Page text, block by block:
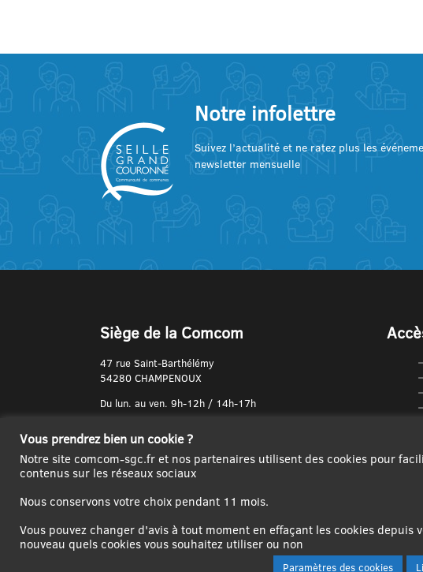
Notre infolettre
Suivez l’actualité et ne ratez plus les
newsletter mensuelle
Siège de la Comcom
47 rue Saint-Barthélémy
54280 CHAMPENOUX
Du lun. au ven. 9h-12h / 14h-17h
03 83 31 74 37
Vous prendrez bien un cookie ?
Notre site comcom-sgc.fr et nos partenaires utilisent des cookies pour
contenus sur les réseaux sociaux
Nous conservons votre choix pendant 11 mois.
Vous pouvez changer d'avis à tout moment en effaçant les cookies depuis
nouveau quels cookies vous souhaitez utiliser ou non
Paramètres des cookies